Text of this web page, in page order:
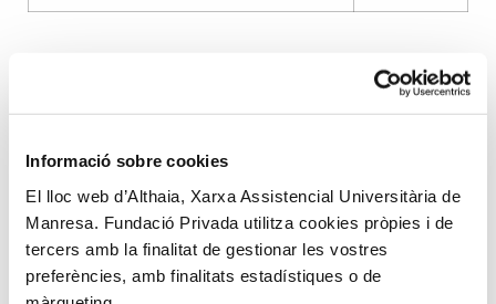
Informació sobre cookies
El lloc web d’Althaia, Xarxa Assistencial Universitària de
Manresa. Fundació Privada utilitza cookies pròpies i de
tercers amb la finalitat de gestionar les vostres
preferències, amb finalitats estadístiques o de
Codi de registre de servei de suport a l’autonomia a la
pròpia llar per a persones amb problemàtica social
Suport autonomia a la pròpia llar S09881